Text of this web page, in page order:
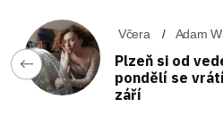
Včera Adam
Plzeň si od
pondělí se
září